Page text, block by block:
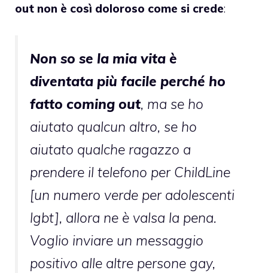
out non è così doloroso come si crede:
Non so se la mia vita è
diventata più facile perché ho
fatto coming out, ma se ho
aiutato qualcun altro, se ho
aiutato qualche ragazzo a
prendere il telefono per ChildLine
[un numero verde per adolescenti
lgbt], allora ne è valsa la pena.
Voglio inviare un messaggio
positivo alle altre persone gay,